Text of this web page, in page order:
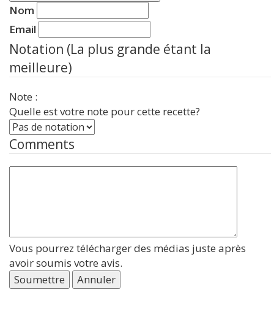
Nom
Email
Notation (La plus grande étant la
meilleure)
Note :
Quelle est votre note pour cette recette?
Comments
Vous pourrez télécharger des médias juste après
avoir soumis votre avis.
Soumettre
Annuler